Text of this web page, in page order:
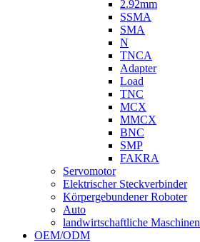
2.92mm
SSMA
SMA
N
TNCA
Adapter
Load
TNC
MCX
MMCX
BNC
SMP
FAKRA
Servomotor
Elektrischer Steckverbinder
Körpergebundener Roboter
Auto
landwirtschaftliche Maschinen
OEM/ODM